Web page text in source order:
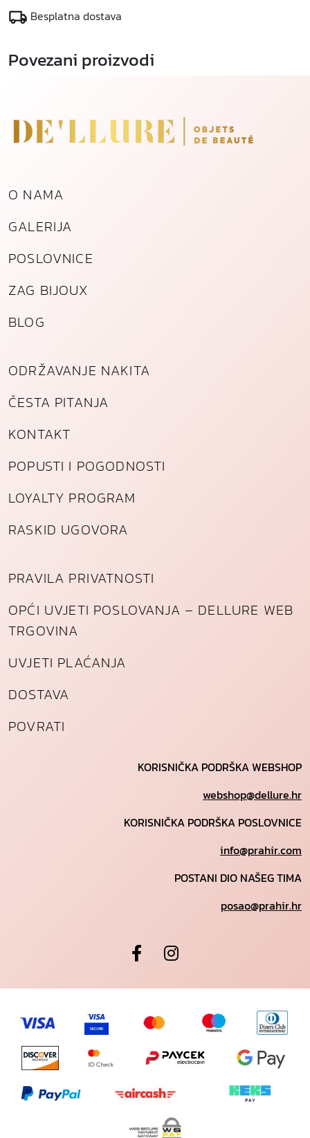
u
k
i
o
i
a
Besplatna dostava
Povezani proizvodi
O NAMA
GALERIJA
POSLOVNICE
ZAG BIJOUX
BLOG
ODRŽAVANJE NAKITA
ČESTA PITANJA
KONTAKT
POPUSTI I POGODNOSTI
LOYALTY PROGRAM
RASKID UGOVORA
PRAVILA PRIVATNOSTI
OPĆI UVJETI POSLOVANJA – DELLURE WEB
TRGOVINA
UVJETI PLAĆANJA
DOSTAVA
POVRATI
KORISNIČKA PODRŠKA WEBSHOP
webshop@dellure.hr
KORISNIČKA PODRŠKA POSLOVNICE
info@prahir.com
POSTANI DIO NAŠEG TIMA
posao@prahir.hr